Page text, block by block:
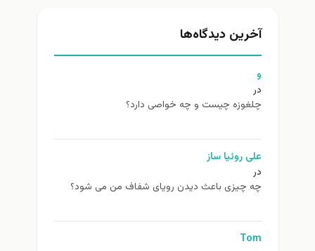
آخرین دیدگاه‌ها
و
در
چلغوزه چیست و چه خواصی دارد؟
علی روئیا ساز
در
چه چیزی باعث دیدن رویای شفاف من می شود؟
Tom